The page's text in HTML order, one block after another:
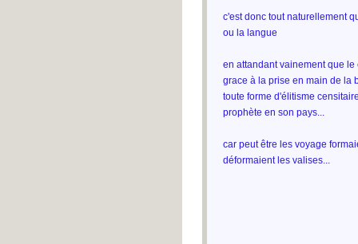
c'est donc tout naturellement
ou la langue
en attandant vainement que
grace à la prise en main de la
toute forme d'élitisme
prophète en son pays...
car peut être les voyage
déformaient les valises...